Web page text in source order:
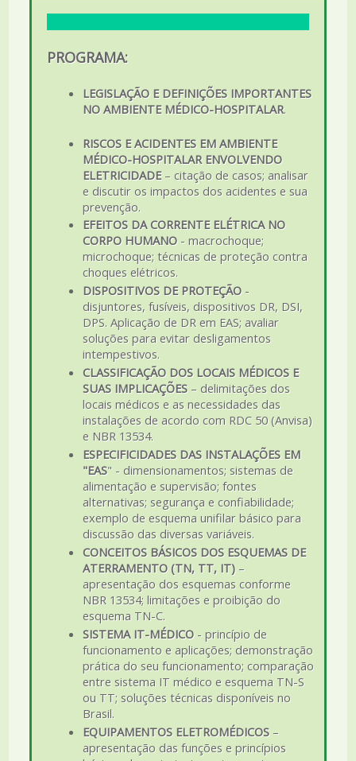
PROGRAMA:
LEGISLAÇÃO E DEFINIÇÕES IMPORTANTES
NO AMBIENTE MÉDICO-HOSPITALAR.
RISCOS E ACIDENTES EM AMBIENTE
MÉDICO-HOSPITALAR ENVOLVENDO
ELETRICIDADE– citação de casos; analisar
e discutir os impactos dos acidentes e sua
prevenção.
EFEITOS DA CORRENTE ELÉTRICA NO
CORPO HUMANO - macrochoque;
microchoque; técnicas de proteção contra
choques elétricos.
DISPOSITIVOS DE PROTEÇÃO-
disjuntores, fusíveis, dispositivos DR, DSI,
DPS. Aplicação de DR em EAS; avaliar
soluções para evitar desligamentos
intempestivos.
CLASSIFICAÇÃO DOS LOCAIS MÉDICOS E
SUAS IMPLICAÇÕES– delimitações dos
locais médicos e as necessidades das
instalações de acordo com RDC 50 (Anvisa)
e NBR 13534.
ESPECIFICIDADES DAS INSTALAÇÕES EM
"EAS" - dimensionamentos; sistemas de
alimentação e supervisão; fontes
alternativas; segurança e confiabilidade;
exemplo de esquema unifilar básico para
discussão das diversas variáveis.
CONCEITOS BÁSICOS DOS ESQUEMAS DE
ATERRAMENTO (TN, TT, IT) –
apresentação dos esquemas conforme
NBR 13534; limitações e proibição do
esquema TN-C.
SISTEMA IT-MÉDICO- princípio de
funcionamento e aplicações; demonstração
prática do seu funcionamento; comparação
entre sistema IT médico e esquema TN-S
ou TT; soluções técnicas disponíveis no
Brasil.
EQUIPAMENTOS ELETROMÉDICOS–
apresentação das funções e princípios